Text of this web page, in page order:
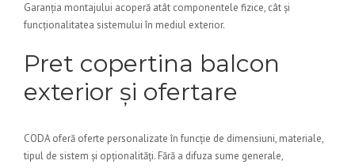
Garanția montajului acoperă atât componentele fizice, cât și
funcționalitatea sistemului în mediul exterior.
Pret copertina balcon
exterior și ofertare
CODA oferă oferte personalizate în funcție de dimensiuni, materiale,
tipul de sistem și opționalități. Fără a difuza sume generale,